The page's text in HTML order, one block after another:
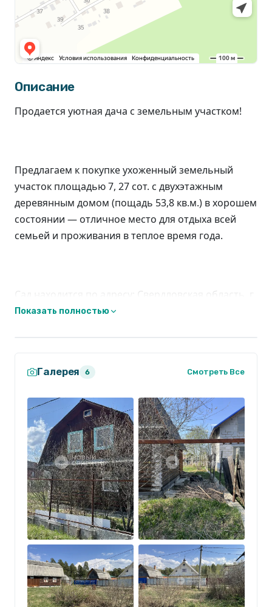
Описание
Продается уютная дача с земельным участком!
Предлагаем к покупке ухоженный земельный
участок площадью 7, 27 сот. с двухэтажным
деревянным домом (пощадь 53,8 кв.м.) в хорошем
состоянии — отличное место для отдыха всей
семьей и проживания в теплое время года.
Сад находится по адресу: Свердловская область, г.
Березовский, п. Кедровка, Коллективный сад №23
состоянии. Заведена вода из собственной
скважины.
Участок правильной формы, имеются плодовые
деревья и садовые насаждения — отличное место
для ведения огорода и отдыха.
На участке расположена баня.
Показать полностью
Галерея 6 Смотреть Все